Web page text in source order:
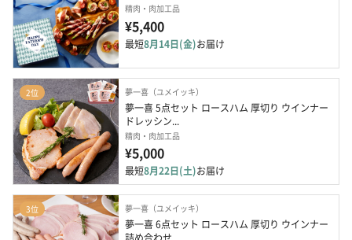
精肉・肉加工品
¥5,400
最短8月14日(金)お届け
2位 夢一喜（ユメイッキ）
夢一喜 5点セット ロースハム 厚切り ウインナー
ドレッシン...
精肉・肉加工品
¥5,000
最短8月22日(土)お届け
3位 夢一喜（ユメイッキ）
夢一喜 6点セット ロースハム 厚切り ウインナー